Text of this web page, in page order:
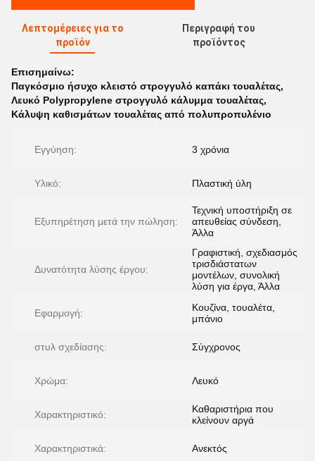
Λεπτομέρειες για το
προϊόν
Περιγραφή του
προϊόντος
Επισημαίνω:
Παγκόσμιο ήσυχο κλειστό στρογγυλό καπάκι τουαλέτας,
Λευκό Polypropylene στρογγυλό κάλυμμα τουαλέτας,
Κάλυψη καθισμάτων τουαλέτας από πολυπροπυλένιο
Εγγύηση: 3 χρόνια
Υλικό: Πλαστική ύλη
Εξυπηρέτηση μετά την πώληση:
Τεχνική υποστήριξη σε
απευθείας σύνδεση,
Άλλα
Δυνατότητα λύσης έργου:
Γραφιστική, σχεδιασμός
τρισδιάστατων
μοντέλων, συνολική
λύση για έργα, Άλλα
Εφαρμογή:
Κουζίνα, τουαλέτα,
μπάνιο
στυλ σχεδίασης: Σύγχρονος
Χρώμα: Λευκό
Χαρακτηριστικό:
Καθαριστήρια που
κλείνουν αργά
Χαρακτηριστικά: Ανεκτός